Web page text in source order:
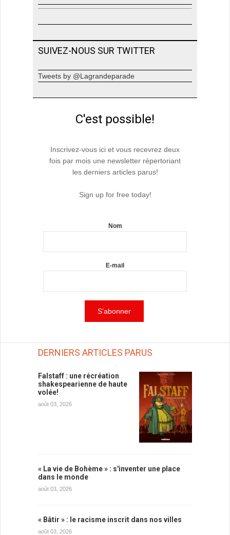
SUIVEZ-NOUS SUR TWITTER
Tweets by @Lagrandeparade
C'est possible!
Inscrivez-vous ici et vous recevrez deux
fois par mois une newsletter répertoriant
les derniers articles parus!
Sign up for free today!
Nom
E-mail
DERNIERS ARTICLES PARUS
Falstaff : une récréation
shakespearienne de haute
volée!
août 03, 2026
« La vie de Bohème » : s'inventer une place
dans le monde
août 03, 2026
« Bâtir » : le racisme inscrit dans nos villes
août 03, 2026